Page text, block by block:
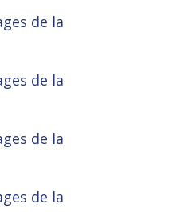
de la
de la
de la
de la